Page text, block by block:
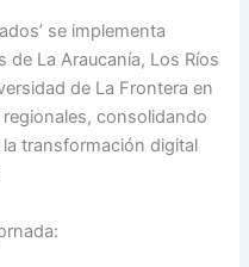
se implementa
de La Araucanía, Los Ríos
de La Frontera en
consolidando
transformación digital